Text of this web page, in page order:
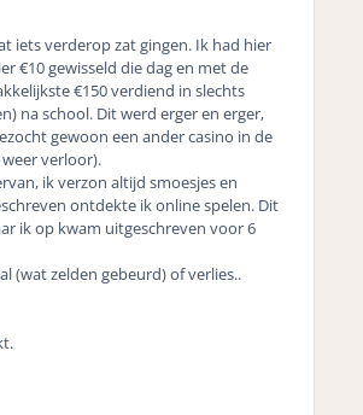
iets verderop zat gingen. Ik had hier
€10 gewisseld die dag en met de
€150 verdiend in slechts
na school. Dit werd erger en erger,
gewoon een ander casino in de
verloor).
ik verzon altijd smoesjes en
ontdekte ik online spelen. Dit
ik op kwam uitgeschreven voor 6
(wat zelden gebeurd) of verlies..